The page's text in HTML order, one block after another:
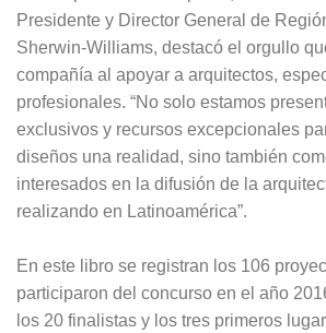
Presidente y Director General de
Sherwin-Williams, destacó el orgullo
compañía al apoyar a arquitectos,
profesionales. “No solo estamos
exclusivos y recursos excepcionales
diseños una realidad, sino también
interesados en la difusión de la
realizando en Latinoamérica”.
En este libro se registran los 106
participaron del concurso en el año
los 20 finalistas y los tres primeros